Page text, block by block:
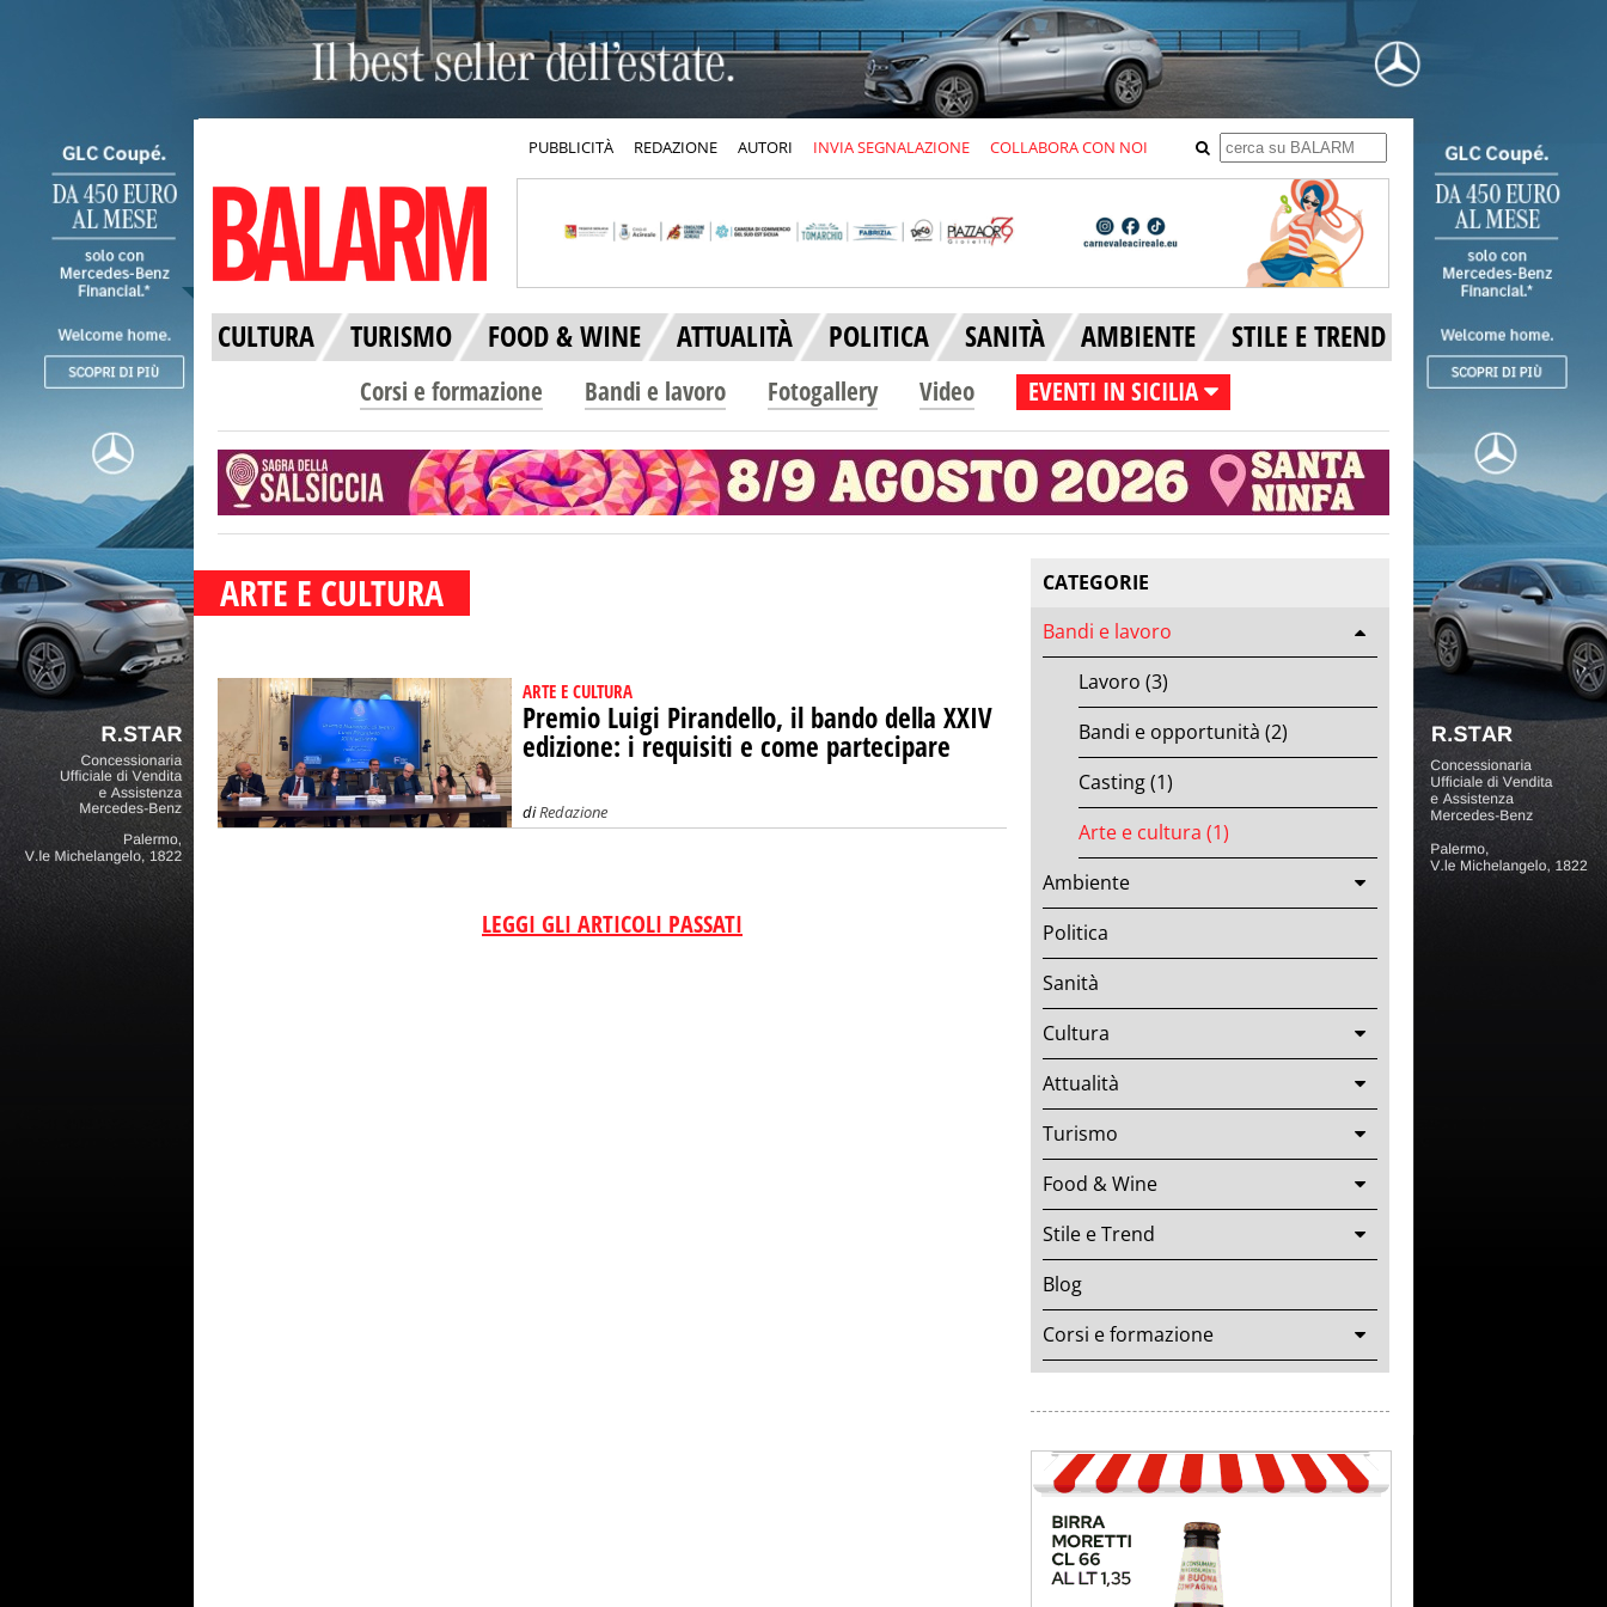
PUBBLICITÀ REDAZIONE AUTORI INVIA SEGNALAZIONE COLLABORA CON NOI
CULTURA TURISMO FOOD & WINE ATTUALITÀ POLITICA SANITÀ AMBIENTE STILE E TREND
Corsi e formazione Bandi e lavoro Fotogallery Video EVENTI IN SICILIA
ARTE E CULTURA
ARTE E CULTURA
Premio Luigi Pirandello, il bando della XXIV
edizione: i requisiti e come partecipare
diRedazione
LEGGI GLI ARTICOLI PASSATI
CATEGORIE
Bandi e lavoro
Lavoro (3)
Bandi e opportunità (2)
Casting (1)
Arte e cultura (1)
Ambiente
Politica
Sanità
Cultura
Attualità
Turismo
Food & Wine
Stile e Trend
Blog
Corsi e formazione